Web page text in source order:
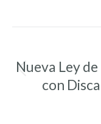
entre
entradas
Nueva Ley
con